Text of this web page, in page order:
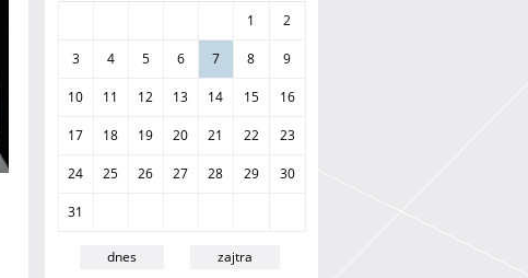
1 2
3 4 5 6 7 8 9
10 11 12 13 14 15 16
17 18 19 20 21 22 23
24 25 26 27 28 29 30
31
dnes zajtra